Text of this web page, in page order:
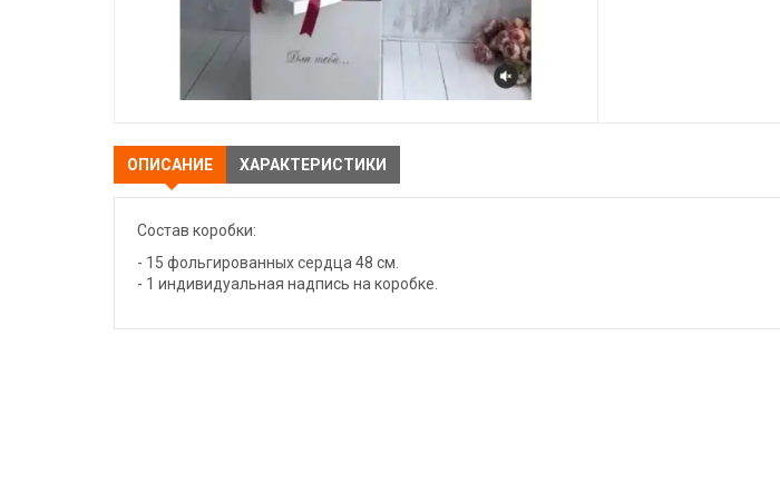
ОПИСАНИЕ ХАРАКТЕРИСТИКИ
Состав коробки:
- 15 фольгированных сердца 48 см.
- 1 индивидуальная надпись на коробке.